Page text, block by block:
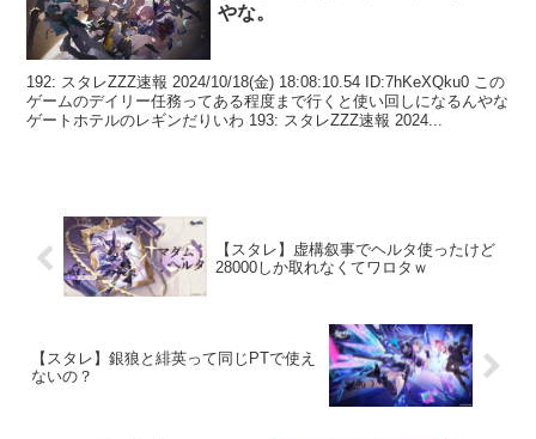
やな。
192: スタレZZZ速報 2024/10/18(金) 18:08:10.54 ID:7hKeXQku0 この
ゲームのデイリー任務ってある程度まで行くと使い回しになるんやな
ゲートホテルのレギンだりいわ 193: スタレZZZ速報 2024...
【スタレ】虚構叙事でヘルタ使ったけど
28000しか取れなくてワロタｗ
【スタレ】銀狼と緋英って同じPTで使え
ないの？